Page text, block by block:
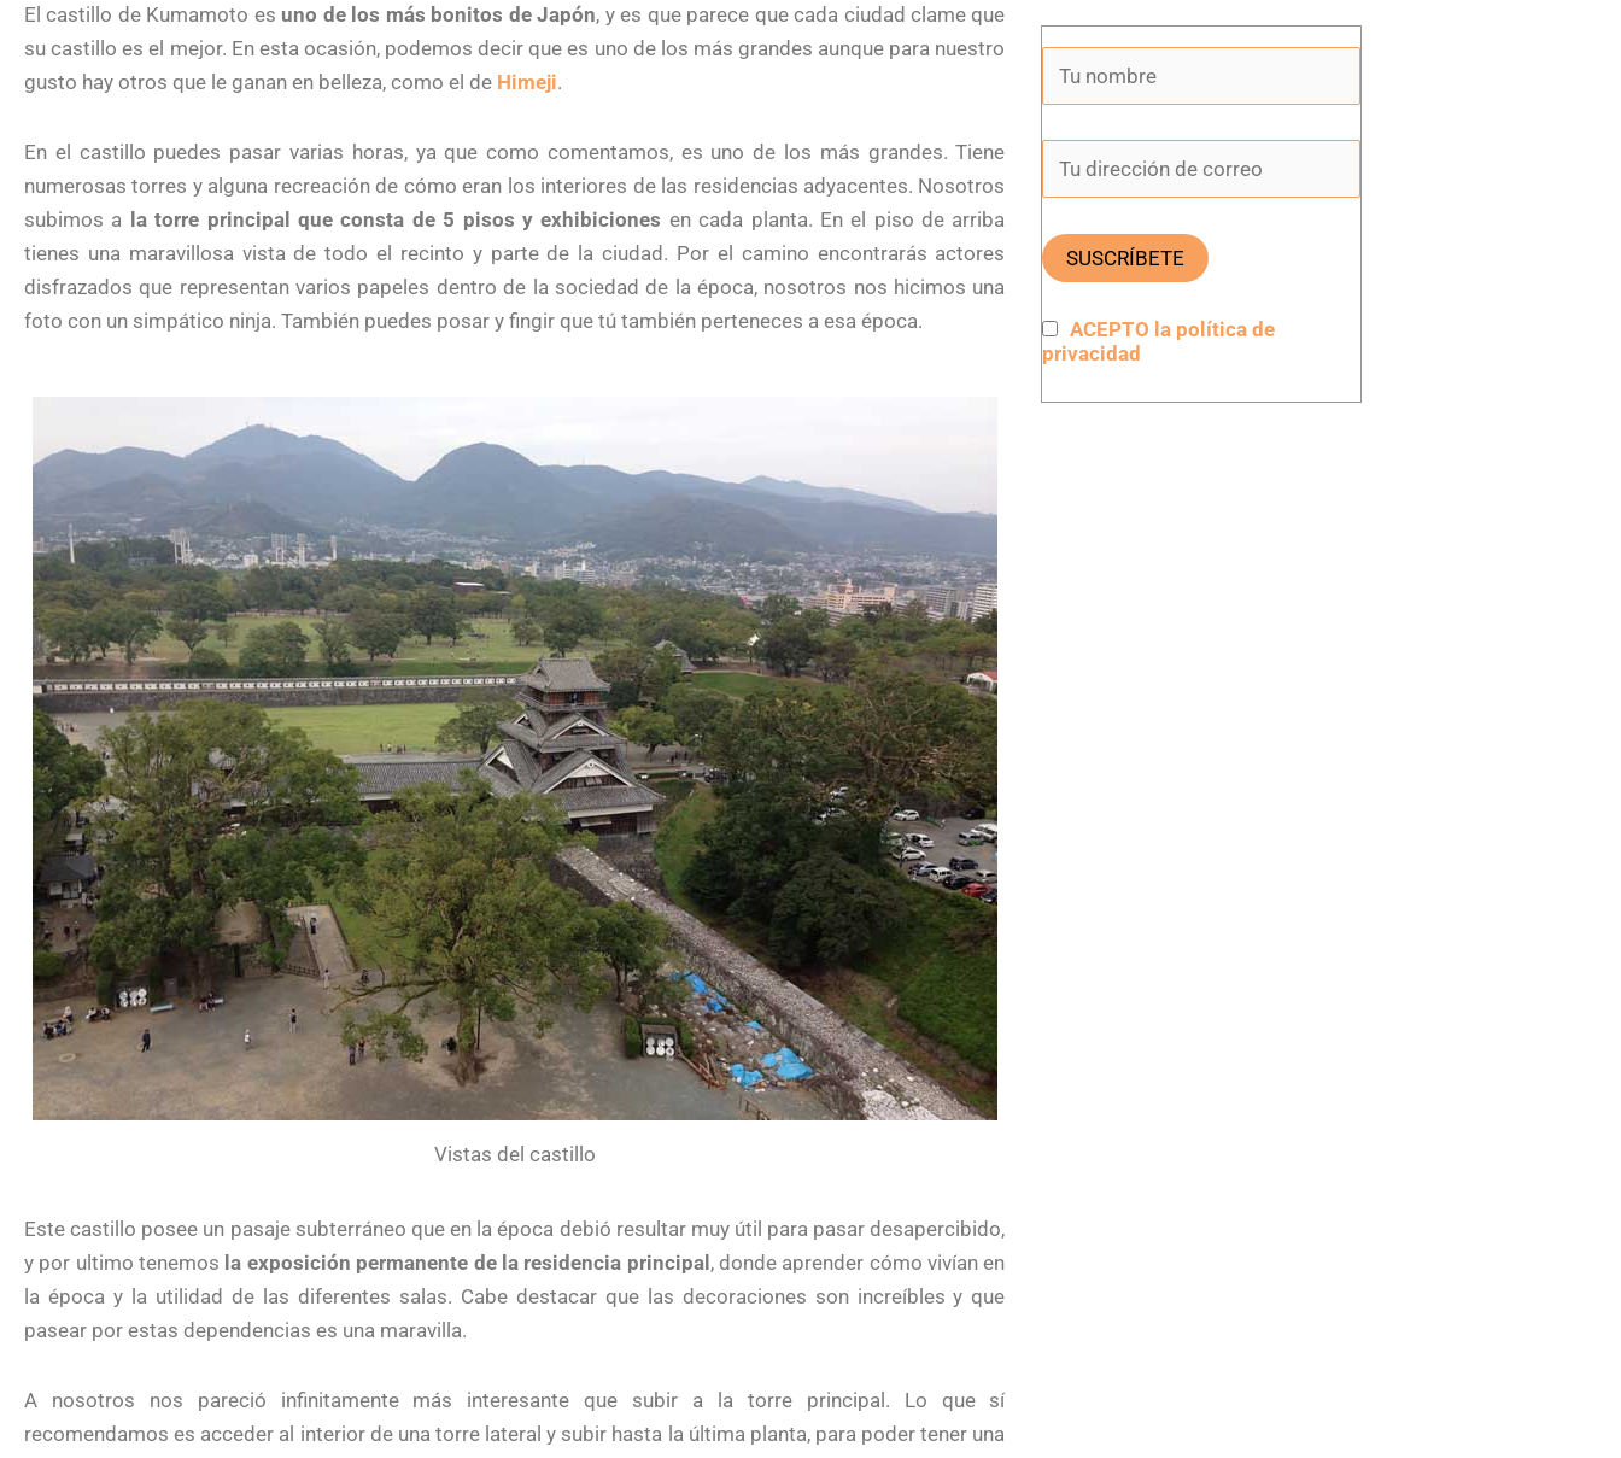
El castillo de Kumamoto es uno de los más bonitos de Japón, y es que parece que cada ciudad clame que
su castillo es el mejor. En esta ocasión, podemos decir que es uno de los más grandes aunque para nuestro
gusto hay otros que le ganan en belleza, como el de Himeji.
En el castillo puedes pasar varias horas, ya que como comentamos, es uno de los más grandes. Tiene
numerosas torres y alguna recreación de cómo eran los interiores de las residencias adyacentes. Nosotros
subimos a la torre principal que consta de 5 pisos y exhibiciones en cada planta. En el piso de arriba
tienes una maravillosa vista de todo el recinto y parte de la ciudad. Por el camino encontrarás actores
disfrazados que representan varios papeles dentro de la sociedad de la época, nosotros nos hicimos una
foto con un simpático ninja. También puedes posar y fingir que tú también perteneces a esa época.
Vistas del castillo
Este castillo posee un pasaje subterráneo que en la época debió resultar muy útil para pasar desapercibido,
y por ultimo tenemos la exposición permanente de la residencia principal, donde aprender cómo vivían en
la época y la utilidad de las diferentes salas. Cabe destacar que las decoraciones son increíbles y que
pasear por estas dependencias es una maravilla.
A nosotros nos pareció infinitamente más interesante que subir a la torre principal. Lo que sí
recomendamos es acceder al interior de una torre lateral y subir hasta la última planta, para poder tener una
ACEPTO la política de
privacidad